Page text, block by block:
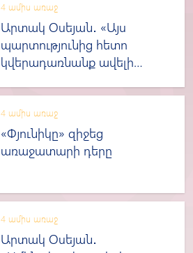
4 ամիս առաջ
Արտակ Օսեյան․ «Այս
պարտությունից հետո
կվերադառնանք ավելի
4 ամիս առաջ
«Փյունիկը» զիջեց
առաջատարի դերը
4 ամիս առաջ
Արտակ Օսեյան․